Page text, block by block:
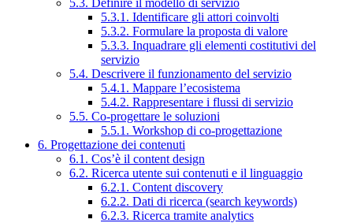
5.3. Definire il modello di servizio
5.3.1. Identificare gli attori coinvolti
5.3.2. Formulare la proposta di valore
5.3.3. Inquadrare gli elementi costitutivi del
servizio
5.4. Descrivere il funzionamento del servizio
5.4.1. Mappare l’ecosistema
5.4.2. Rappresentare i flussi di servizio
5.5. Co-progettare le soluzioni
5.5.1. Workshop di co-progettazione
6. Progettazione dei contenuti
6.1. Cos’è il content design
6.2. Ricerca utente sui contenuti e il linguaggio
6.2.1. Content discovery
6.2.2. Dati di ricerca (search keywords)
6.2.3. Ricerca tramite analytics